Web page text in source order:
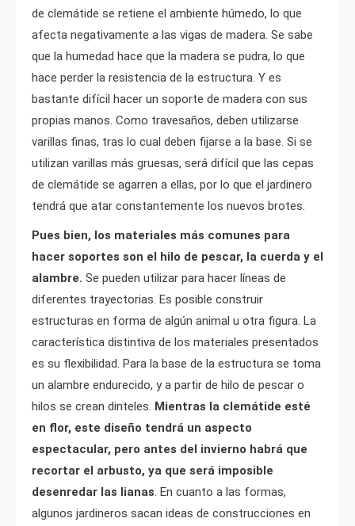
de clemátide se retiene el ambiente húmedo, lo que
afecta negativamente a las vigas de madera. Se sabe
que la humedad hace que la madera se pudra, lo que
hace perder la resistencia de la estructura. Y es
bastante difícil hacer un soporte de madera con sus
propias manos. Como travesaños, deben utilizarse
varillas finas, tras lo cual deben fijarse a la base. Si se
utilizan varillas más gruesas, será difícil que las cepas
de clemátide se agarren a ellas, por lo que el jardinero
tendrá que atar constantemente los nuevos brotes.
Pues bien, los materiales más comunes para
hacer soportes son el hilo de pescar, la cuerda y el
alambre. Se pueden utilizar para hacer líneas de
diferentes trayectorias. Es posible construir
estructuras en forma de algún animal u otra figura. La
característica distintiva de los materiales presentados
es su flexibilidad. Para la base de la estructura se toma
un alambre endurecido, y a partir de hilo de pescar o
hilos se crean dinteles. Mientras la clemátide esté
en flor, este diseño tendrá un aspecto
espectacular, pero antes del invierno habrá que
recortar el arbusto, ya que será imposible
desenredar las lianas. En cuanto a las formas,
algunos jardineros sacan ideas de construcciones en